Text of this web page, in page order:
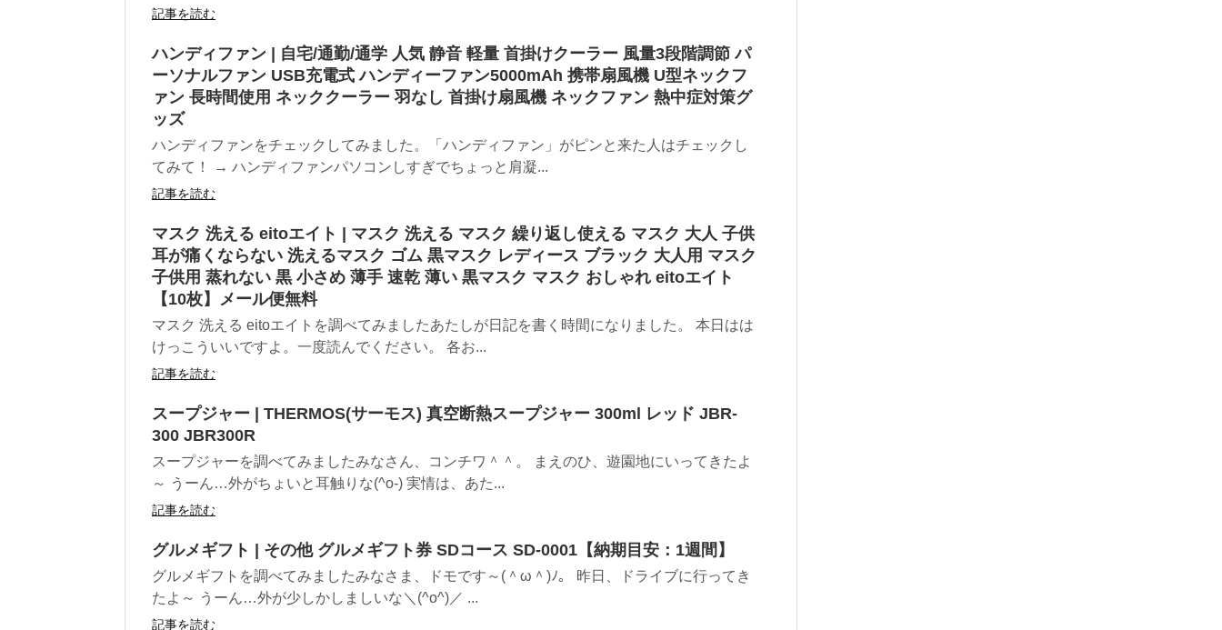
記事を読む
ハンディファン | 自宅/通勤/通学 人気 静音 軽量 首掛けクーラー 風量3段階調節 パ
ーソナルファン USB充電式 ハンディーファン5000mAh 携帯扇風機 U型ネックフ
ァン 長時間使用 ネッククーラー 羽なし 首掛け扇風機 ネックファン 熱中症対策グ
ッズ
ハンディファンをチェックしてみました。「ハンディファン」がピンと来た人はチェックし
てみて！ → ハンディファンパソコンしすぎでちょっと肩凝...
記事を読む
マスク 洗える eitoエイト | マスク 洗える マスク 繰り返し使える マスク 大人 子供
耳が痛くならない 洗えるマスク ゴム 黒マスク レディース ブラック 大人用 マスク
子供用 蒸れない 黒 小さめ 薄手 速乾 薄い 黒マスク マスク おしゃれ eitoエイト
【10枚】メール便無料
マスク 洗える eitoエイトを調べてみましたあたしが日記を書く時間になりました。 本日はは
けっこういいですよ。一度読んでください。 各お...
記事を読む
スープジャー | THERMOS(サーモス) 真空断熱スープジャー 300ml レッド JBR-
300 JBR300R
スープジャーを調べてみましたみなさん、コンチワ＾＾。 まえのひ、遊園地にいってきたよ
～ うーん…外がちょいと耳触りな(^o-) 実情は、あた...
記事を読む
グルメギフト | その他 グルメギフト券 SDコース SD-0001【納期目安：1週間】
グルメギフトを調べてみましたみなさま、ドモです～(＾ω＾)ﾉ。 昨日、ドライブに行ってき
たよ～ うーん…外が少しかしましいな＼(^o^)／ ...
記事を読む